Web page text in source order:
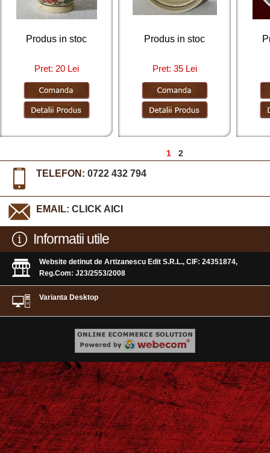
Produs in stoc
Pret: 20 Lei
Produs in stoc
Pret: 35 Lei
1 2
TELEFON: 0722 432 794
EMAIL: CLICK AICI
Informatii utile
Website detinut de Artizanescu Edit S.R.L., CIF: 24351874,
Reg.Com: J23/2553/2008
Varianta Desktop